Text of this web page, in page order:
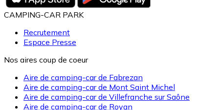
CAMPING-CAR PARK
Recrutement
Espace Presse
Nos aires coup de coeur
Aire de camping-car de Fabrezan
Aire de camping-car de Mont Saint Michel
Aire de camping-car de Villefranche sur Saône
Aire de camping-car de Royan